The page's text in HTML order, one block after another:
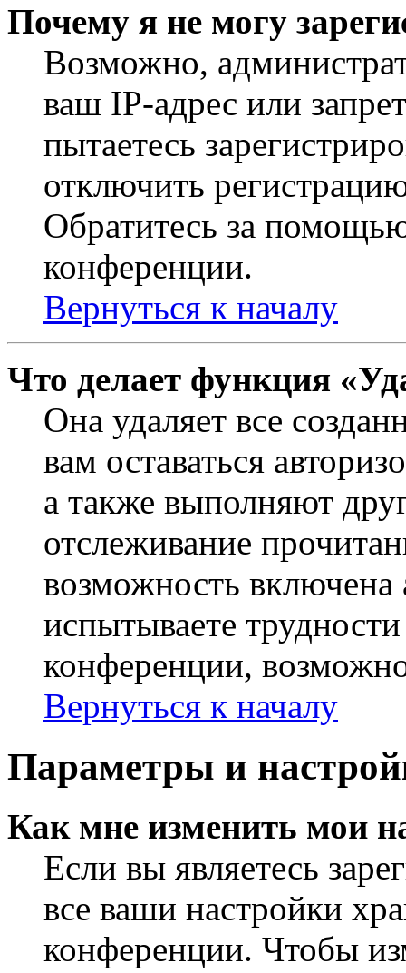
Почему я не могу
Возможно,
ваш IP-адрес или
пытаетесь
отключить
Обратитесь за
конференции.
Вернуться к началу
Что делает функция
Она удаляет все
вам оставаться
а также выполняют
отслеживание
возможность
испытываете
конференции,
Вернуться к началу
Параметры и
Как мне изменить мои
Если вы являетесь
все ваши настройки
конференции. Чтобы